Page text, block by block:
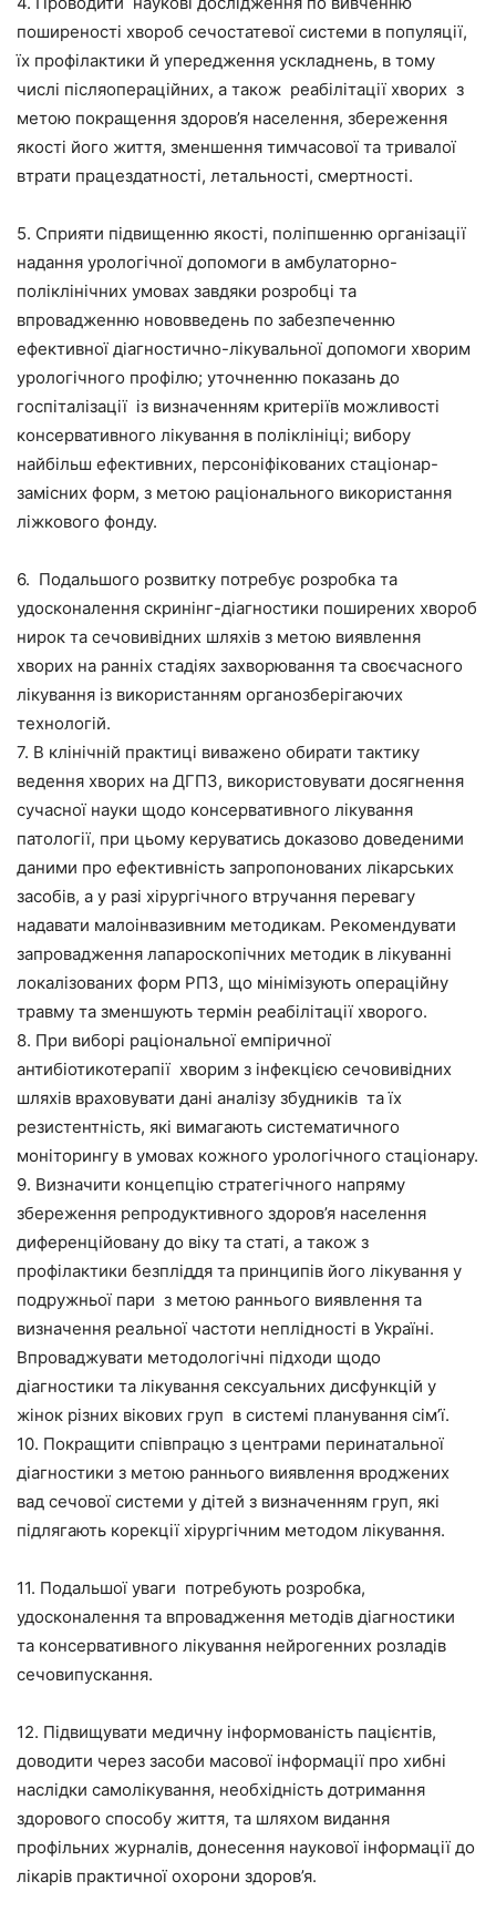
поширеності хвороб сечостатевої системи в популяції,
їх профілактики й упередження ускладнень, в тому
числі післяопераційних, а також реабілітації хворих з
метою покращення здоров’я населення, збереження
якості його життя, зменшення тимчасової та тривалої
втрати працездатності, летальності, смертності.
5. Сприяти підвищенню якості, поліпшенню організації
надання урологічної допомоги в амбулаторно-
поліклінічних умовах завдяки розробці та
впровадженню нововведень по забезпеченню
ефективної діагностично-лікувальної допомоги хворим
урологічного профілю; уточненню показань до
госпіталізації із визначенням критеріїв можливості
консервативного лікування в поліклініці; вибору
найбільш ефективних, персоніфікованих стаціонар-
замісних форм, з метою раціонального використання
ліжкового фонду.
6. Подальшого розвитку потребує розробка та
удосконалення скринінг-діагностики поширених хвороб
нирок та сечовивідних шляхів з метою виявлення
хворих на ранніх стадіях захворювання та своєчасного
лікування із використанням органозберігаючих
технологій.
7. В клінічній практиці виважено обирати тактику
ведення хворих на ДГПЗ, використовувати досягнення
сучасної науки щодо консервативного лікування
патології, при цьому керуватись доказово доведеними
даними про ефективність запропонованих лікарських
засобів, а у разі хірургічного втручання перевагу
надавати малоінвазивним методикам. Рекомендувати
запровадження лапароскопічних методик в лікуванні
локалізованих форм РПЗ, що мінімізують операційну
травму та зменшують термін реабілітації хворого.
8. При виборі раціональної емпіричної
антибіотикотерапії хворим з інфекцією сечовивідних
шляхів враховувати дані аналізу збудників та їх
резистентність, які вимагають систематичного
моніторингу в умовах кожного урологічного стаціонару.
9. Визначити концепцію стратегічного напряму
збереження репродуктивного здоров’я населення
диференційовану до віку та статі, а також з
профілактики безпліддя та принципів його лікування у
подружньої пари з метою раннього виявлення та
визначення реальної частоти неплідності в Україні.
Впроваджувати методологічні підходи щодо
діагностики та лікування сексуальних дисфункцій у
жінок різних вікових груп в системі планування сім’ї.
10. Покращити співпрацю з центрами перинатальної
діагностики з метою раннього виявлення вроджених
вад сечової системи у дітей з визначенням груп, які
підлягають корекції хірургічним методом лікування.
11. Подальшої уваги потребують розробка,
удосконалення та впровадження методів діагностики
та консервативного лікування нейрогенних розладів
сечовипускання.
12. Підвищувати медичну інформованість пацієнтів,
доводити через засоби масової інформації про хибні
наслідки самолікування, необхідність дотримання
здорового способу життя, та шляхом видання
профільних журналів, донесення наукової інформації до
лікарів практичної охорони здоров’я.